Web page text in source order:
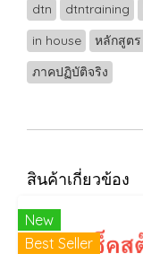
dtn dtntraining
in house
หลักสูตร
ภาคปฏิบัติจริง
สินค้าเกี่ยวข้อง
New
Best Seller